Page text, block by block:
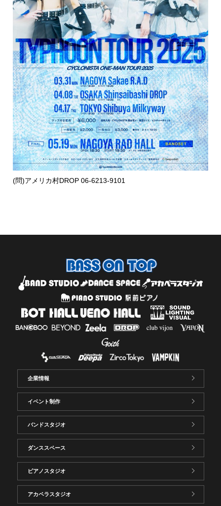
(問)アメリカ村DROP 06-6213-9101
企業情報
イベント制作
バンドスタジオ
ダンススペース
ピアノスタジオ
アカペラスタジオ